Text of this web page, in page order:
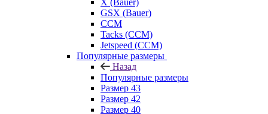
X (Bauer)
GSX (Bauer)
CCM
Tacks (CCM)
Jetspeed (CCM)
Популярные размеры
Назад
Популярные размеры
Размер 43
Размер 42
Размер 40